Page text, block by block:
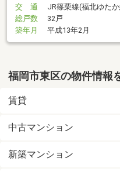
交 通
JR篠栗線(福北ゆた
総戸数
32戸
築年月
平成13年2月
福岡市東区の物件情報
賃貸
中古マンション
新築マンション